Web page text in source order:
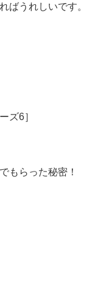
ばうれしいです。
ズ6］
もらった秘密！